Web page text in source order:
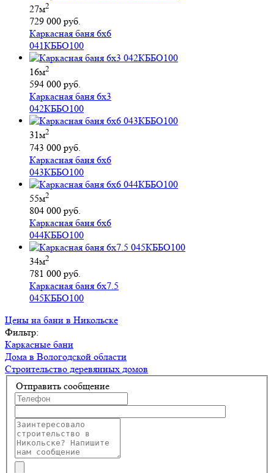
27м2
729 000 руб.
Каркасная баня 6х6
041КББО100
16м2
594 000 руб.
Каркасная баня 6х3
042КББО100
31м2
743 000 руб.
Каркасная баня 6х6
043КББО100
55м2
804 000 руб.
Каркасная баня 6х6
044КББО100
34м2
781 000 руб.
Каркасная баня 6х7.5
045КББО100
Цены на бани в Никольске
Фильтр:
Каркасные бани
Дома в Вологодской области
Строительство деревянных домов
Отправить сообщение